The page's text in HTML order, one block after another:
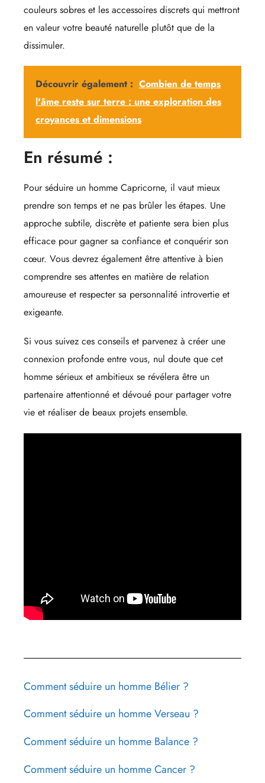
couleurs sobres et les accessoires discrets qui mettront
en valeur votre beauté naturelle plutôt que de la
dissimuler.
Découvrir également : Combien de temps
l'âme reste sur terre : une exploration des
croyances et dimensions
En résumé :
Pour séduire un homme Capricorne, il vaut mieux
prendre son temps et ne pas brûler les étapes. Une
approche subtile, discrète et patiente sera bien plus
efficace pour gagner sa confiance et conquérir son
cœur. Vous devrez également être attentive à bien
comprendre ses attentes en matière de relation
amoureuse et respecter sa personnalité introvertie et
exigeante.
Si vous suivez ces conseils et parvenez à créer une
connexion profonde entre vous, nul doute que cet
homme sérieux et ambitieux se révélera être un
partenaire attentionné et dévoué pour partager votre
vie et réaliser de beaux projets ensemble.
Comment séduire un homme Bélier ?
Comment séduire un homme Verseau ?
Comment séduire un homme Balance ?
Comment séduire un homme Cancer ?